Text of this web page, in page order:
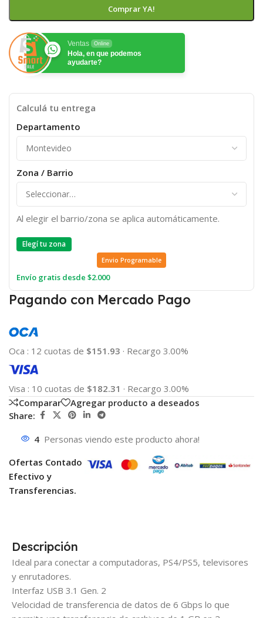
Comprar YA!
Ventas Online
Hola, en que podemos
ayudarte?
Calculá tu entrega
Departamento
Zona / Barrio
Al elegir el barrio/zona se aplica automáticamente.
Elegí tu zona
Envio Programable
Envío gratis desde $2.000
Pagando con Mercado Pago
Oca : 12 cuotas de $151.93 · Recargo 3.00%
Visa : 10 cuotas de $182.31 · Recargo 3.00%
Comparar
Agregar producto a deseados
Share:
4 Personas viendo este producto ahora!
Ofertas Contado
Efectivo y
Transferencias.
Descripción
Ideal para conectar a computadoras, PS4/PS5, televisores
y enrutadores.
Interfaz USB 3.1 Gen. 2
Velocidad de transferencia de datos de 6 Gbps lo que